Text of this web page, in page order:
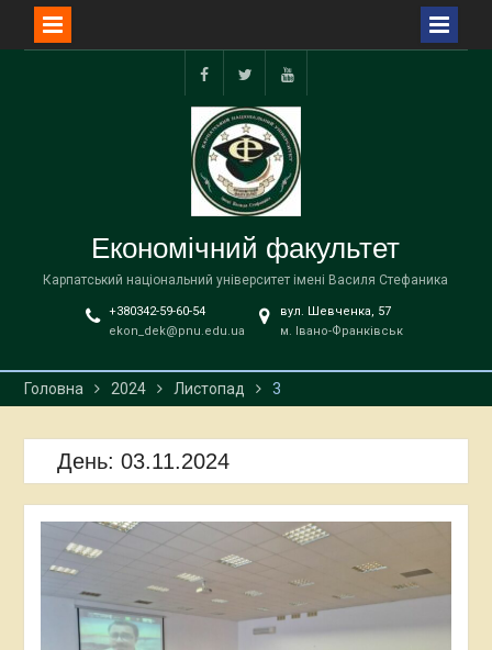
facebooktwitter YouTube
Економічний факультет
Карпатський національний університет імені Василя Стефаника
+380342-59-60-54
ekon_dek@pnu.edu.ua
вул. Шевченка, 57
м. Івано-Франківськ
Головна 2024 Листопад 3
День: 03.11.2024